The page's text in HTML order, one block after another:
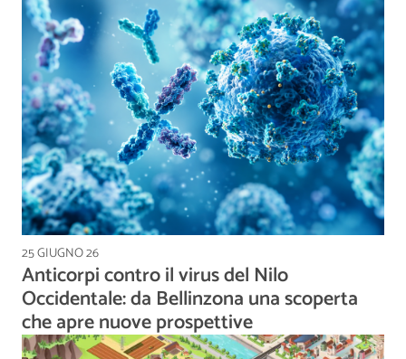
25 GIUGNO 26
Anticorpi contro il virus del Nilo
Occidentale: da Bellinzona una scoperta
che apre nuove prospettive